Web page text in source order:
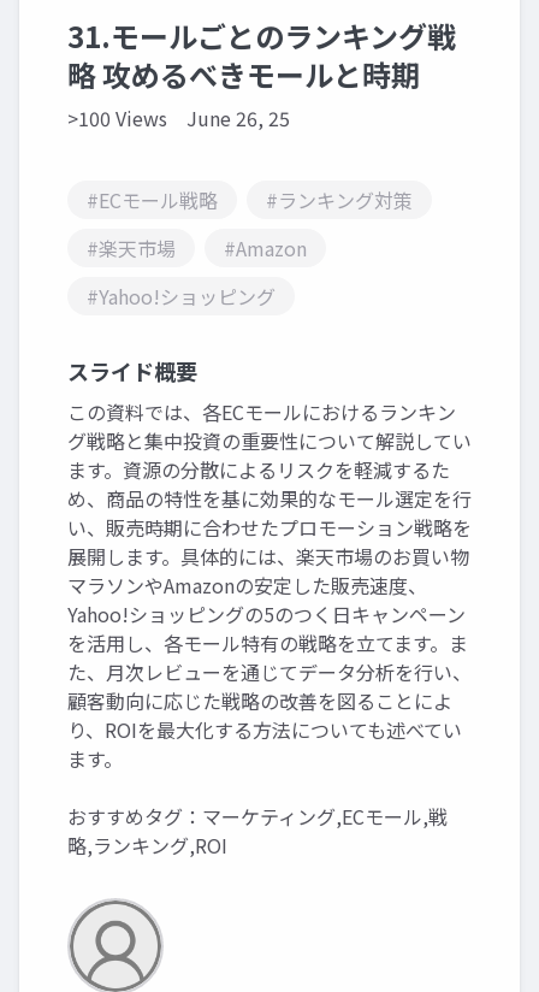
31.モールごとのランキング戦
略 攻めるべきモールと時期
>100 Views June 26, 25
#ECモール戦略
#ランキング対策
#楽天市場
#Amazon
#Yahoo!ショッピング
スライド概要
この資料では、各ECモールにおけるランキン
グ戦略と集中投資の重要性について解説してい
ます。資源の分散によるリスクを軽減するた
め、商品の特性を基に効果的なモール選定を行
い、販売時期に合わせたプロモーション戦略を
展開します。具体的には、楽天市場のお買い物
マラソンやAmazonの安定した販売速度、
Yahoo!ショッピングの5のつく日キャンペーン
を活用し、各モール特有の戦略を立てます。ま
た、月次レビューを通じてデータ分析を行い、
顧客動向に応じた戦略の改善を図ることによ
り、ROIを最大化する方法についても述べてい
ます。
おすすめタグ：マーケティング,ECモール,戦
略,ランキング,ROI